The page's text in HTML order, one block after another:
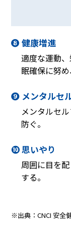
❽ 健康増進
適度な運動
眠確保に努
❾ メンタルセ
メンタルセ
防ぐ。
❿ 思いやり
周囲に目を
する。
※出典：CNCI 安全